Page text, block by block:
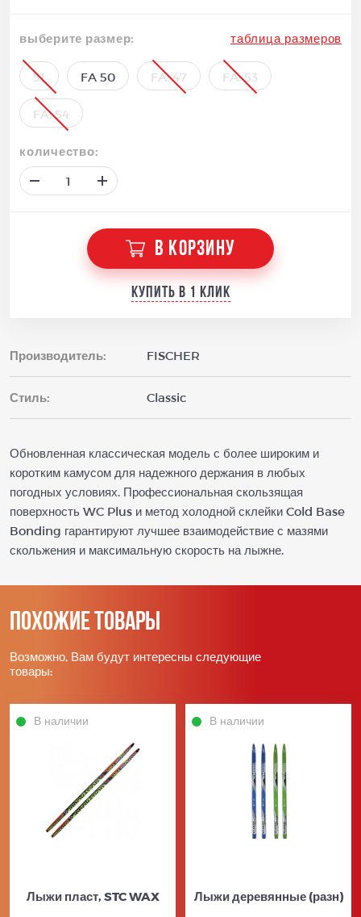
выберите размер: таблица размеров
51 FA 50 FA: 47 FA: 53
FA: 54
количество:
В КОРЗИНУ
Купить в 1 клик
Производитель: FISCHER
Стиль: Classic
Обновленная классическая модель с более широким и
коротким камусом для надежного держания в любых
погодных условиях. Профессиональная скользящая
поверхность WC Plus и метод холодной склейки Cold Base
Bonding гарантируют лучшее взаимодействие с мазями
скольжения и максимальную скорость на лыжне.
Похожие товары
Возможно, Вам будут интересны следующие
товары:
В наличии
Лыжи пласт, STC WAX
В наличии
Лыжи деревянные (разн)